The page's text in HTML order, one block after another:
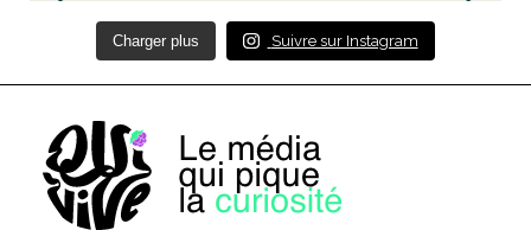
Charger plus Suivre sur Instagram